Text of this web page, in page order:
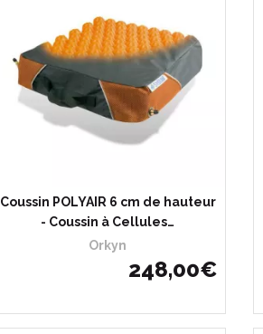
Coussin POLYAIR 6 cm de hauteur
- Coussin à Cellules…
Orkyn
248,00€